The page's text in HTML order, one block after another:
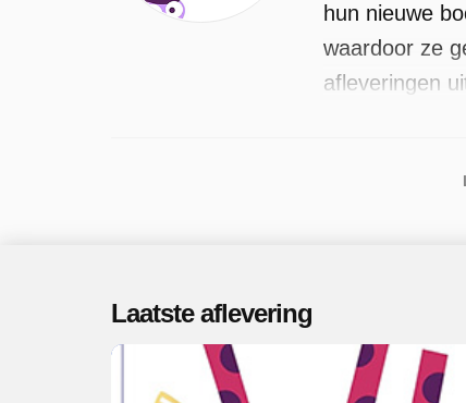
hun nieuwe
waardoor ze
afleveringen
Laatste aflevering